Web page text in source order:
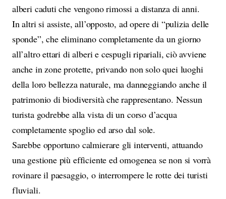
alberi caduti che vengono rimossi a distanza di anni.
In altri si assiste, all’opposto, ad opere di “pulizia delle
sponde”, che eliminano completamente da un giorno
all’altro ettari di alberi e cespugli ripariali, ciò avviene
anche in zone protette, privando non solo quei luoghi
della loro bellezza naturale, ma danneggiando anche il
patrimonio di biodiversità che rappresentano. Nessun
turista godrebbe alla vista di un corso d’acqua
completamente spoglio ed arso dal sole.
Sarebbe opportuno calmierare gli interventi, attuando
una gestione più efficiente ed omogenea se non si vorrà
rovinare il paesaggio, o interrompere le rotte dei turisti
fluviali.